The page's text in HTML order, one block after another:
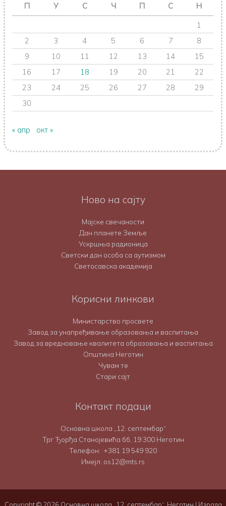
П У С Ч П С
Н
1
2
3 4 5 6 7
8
9
10 11 12 13 14
15
16
17 18 19 20 21
22
23
24 25 26 27 28
29
30
« апр окт »
Ново на сајту
Мајске свечаности
Дан планете Земље
Ускршња радионица
Светски дан особа са аутизмом
Светосавска академија
Корисни линкови
Министарство просвете
Завод за унапређивање образовања и васпитања
Завод за вредновање квалитета образовања и васпитања
Општина Неготин
Чувам те
Стари сајт
Контакт подаци
Основна школа „12. септембар“
Трг Ђорђа Станојевића бб, 19 300 Неготин
Телефон: +381 19 549 920
Имејл: os12@mts.rs